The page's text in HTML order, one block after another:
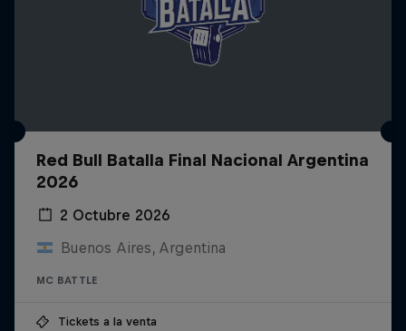
Red Bull Batalla Final Nacional Argentina
2026
2 Octubre 2026
Buenos Aires, Argentina
MC BATTLE
Tickets a la venta